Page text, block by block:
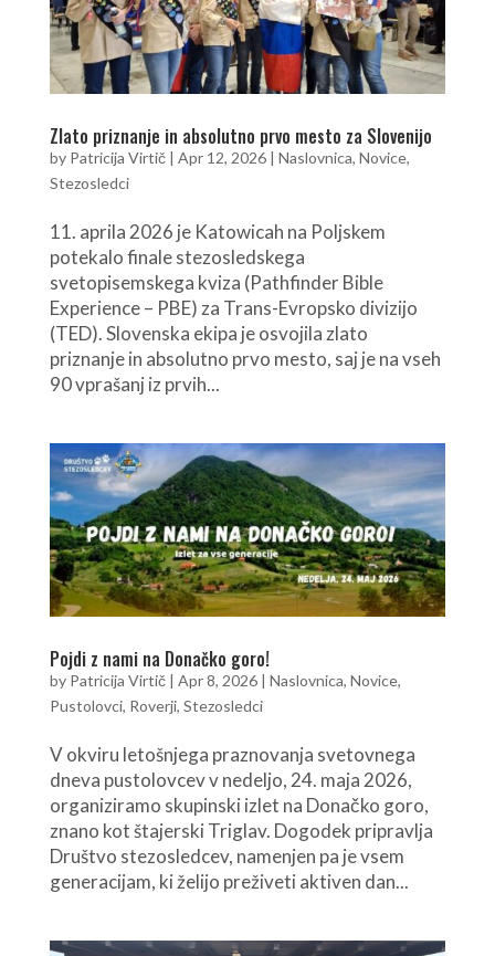
Zlato priznanje in absolutno prvo mesto za Slovenijo
by Patricija Virtič| Apr 12, 2026| Naslovnica, Novice,
Stezosledci
11. aprila 2026 je Katowicah na Poljskem
potekalo finale stezosledskega
svetopisemskega kviza (Pathfinder Bible
Experience – PBE) za Trans-Evropsko divizijo
(TED). Slovenska ekipa je osvojila zlato
priznanje in absolutno prvo mesto, saj je na vseh
90 vprašanj iz prvih...
Pojdi z nami na Donačko goro!
by Patricija Virtič| Apr 8, 2026| Naslovnica, Novice,
Pustolovci, Roverji, Stezosledci
V okviru letošnjega praznovanja svetovnega
dneva pustolovcev v nedeljo, 24. maja 2026,
organiziramo skupinski izlet na Donačko goro,
znano kot štajerski Triglav. Dogodek pripravlja
Društvo stezosledcev, namenjen pa je vsem
generacijam, ki želijo preživeti aktiven dan...